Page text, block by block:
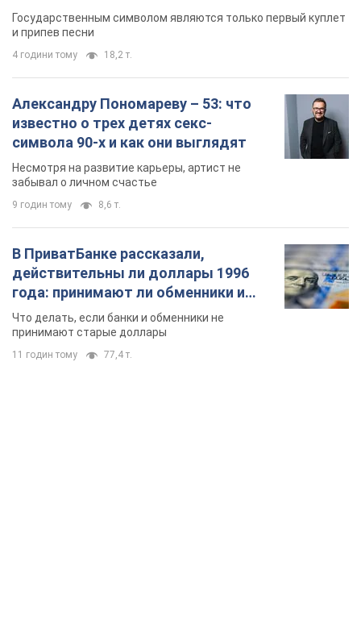
Государственным символом являются только первый куплет
и припев песни
4 години тому 18,2 т.
Александру Пономареву – 53: что
известно о трех детях секс-
символа 90-х и как они выглядят
Несмотря на развитие карьеры, артист не
забывал о личном счастье
9 годин тому 8,6 т.
В ПриватБанке рассказали,
действительны ли доллары 1996
года: принимают ли обменники и
банки такие купюры
Что делать, если банки и обменники не
принимают старые доллары
11 годин тому 77,4 т.